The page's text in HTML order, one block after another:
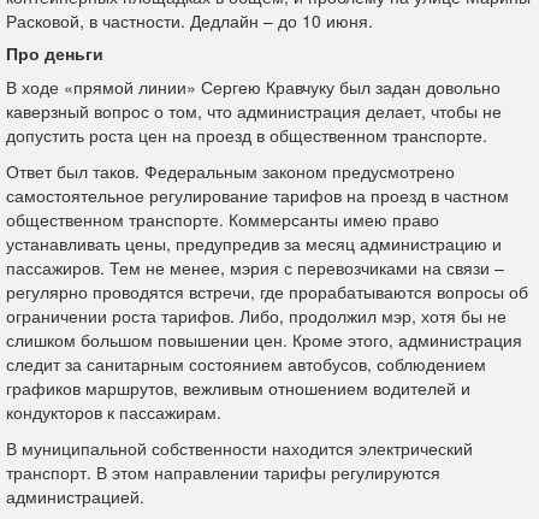
Расковой, в частности. Дедлайн – до 10 июня.
Про деньги
В ходе «прямой линии» Сергею Кравчуку был задан довольно
каверзный вопрос о том, что администрация делает, чтобы не
допустить роста цен на проезд в общественном транспорте.
Ответ был таков. Федеральным законом предусмотрено
самостоятельное регулирование тарифов на проезд в частном
общественном транспорте. Коммерсанты имею право
устанавливать цены, предупредив за месяц администрацию и
пассажиров. Тем не менее, мэрия с перевозчиками на связи –
регулярно проводятся встречи, где прорабатываются вопросы об
ограничении роста тарифов. Либо, продолжил мэр, хотя бы не
слишком большом повышении цен. Кроме этого, администрация
следит за санитарным состоянием автобусов, соблюдением
графиков маршрутов, вежливым отношением водителей и
кондукторов к пассажирам.
В муниципальной собственности находится электрический
транспорт. В этом направлении тарифы регулируются
администрацией.